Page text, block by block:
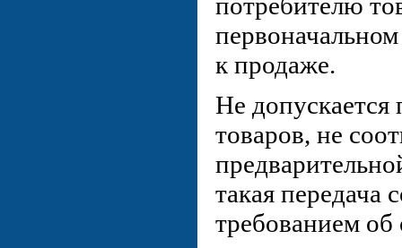
к продаже.
Не допускается
товаров, не
такая передача
требованием об